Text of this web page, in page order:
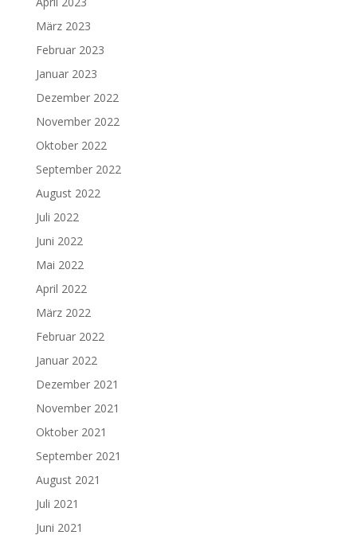
März 2023
Februar 2023
Januar 2023
Dezember 2022
November 2022
Oktober 2022
September 2022
August 2022
Juli 2022
Juni 2022
Mai 2022
April 2022
März 2022
Februar 2022
Januar 2022
Dezember 2021
November 2021
Oktober 2021
September 2021
August 2021
Juli 2021
Juni 2021